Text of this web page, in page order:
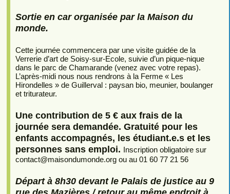
Sortie en car organisée par la Maison du
monde.
Cette journée commencera par une visite guidée de la
Verrerie d’art de Soisy-sur-Ecole, suivie d’un pique-nique
dans le parc de Chamarande (venez avec votre repas).
L’après-midi nous nous rendrons à la Ferme « Les
Hirondelles » de Guillerval : paysan bio, meunier, boulanger
et triturateur.
Une contribution de 5 € aux frais de la
journée sera demandée. Gratuité pour les
enfants accompagnés, les étudiant.e.s et les
personnes sans emploi. Inscription obligatoire sur
contact@maisondumonde.org ou au 01 60 77 21 56
Départ à 8h30 devant le Palais de justice au 9